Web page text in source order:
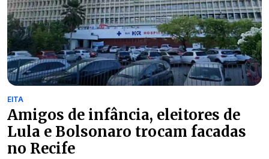
EITA
Amigos de infância, eleitores de
Lula e Bolsonaro trocam facadas
no Recife